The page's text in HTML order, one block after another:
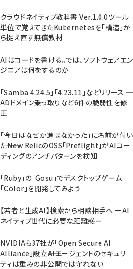
クラウドネイティブ教科書 Ver.1.0.0――ツール
単位で覚えてきたKubernetesを「構造」か
ら捉え直す無償教材
AIはコードを書ける。では、ソフトウェアエン
ジニアは何をするのか
「Samba 4.24.5」「4.23.11」などリリース ─
ADドメイン乗っ取りなど6件の脆弱性を修
正
「今日はなぜか進まなかった」に名前が付い
た――New RelicのOSS「Preflight」がAIコー
ディングのアンチパターンを検知
「Ruby」の「Gosu」でデスクトップゲーム
「Color」を開発してみよう
【若者と生成AI】検索から相談相手へ ーAI
ネイティブ世代に必要な距離感ー
NVIDIAら37社が「Open Secure AI
Alliance」設立――AIエージェントのセキュリ
ティは重みの非公開では守れない